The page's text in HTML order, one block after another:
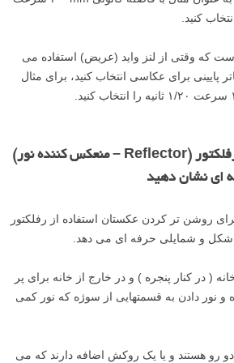
که وقتی از لنز واید (عریض) استفاده می
پایینی برای عکاسی انتخاب کنید، برای مثال
با استفاده از یک رفلکتور (Reflector – منعکس کننده نور)
ای نشان دهید
روشن تر کردن عکستان استفاده از رفلکتور
و شمایلی حرفه ای می دهد.
( در کنار پنجره ) و در خارج از خانه برای پر
نور دادن به قسمتهایی از سوژه که نور کمی
دو رو هستند و یا یک روکش اضافه دارند که می